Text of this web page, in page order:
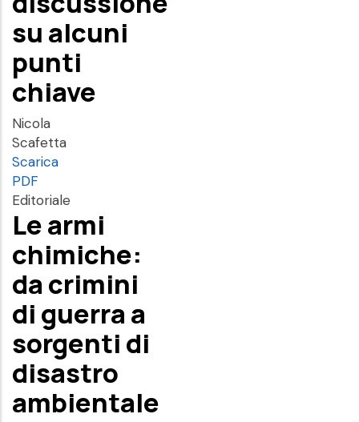
su alcuni
punti
chiave
Nicola
Scafetta
Scarica
PDF
Editoriale
Le armi
chimiche:
da crimini
di guerra a
sorgenti di
disastro
ambientale